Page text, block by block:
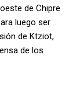
de Chipre
luego ser
de Ktziot,
de los